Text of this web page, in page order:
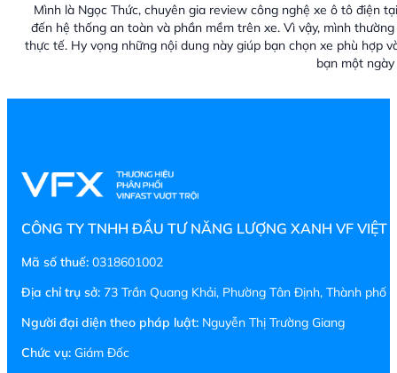
Mình là Ngọc Thức, chuyên gia review công nghệ xe ô tô điện
đến hệ thống an toàn và phần mềm trên xe. Vì vậy, mình
thực tế. Hy vọng những nội dung này giúp bạn chọn xe phù hợp
bạn một
CÔNG TY TNHH ĐẦU TƯ NĂNG LƯỢNG XANH VF VIỆT
Mã số thuế: 0318601002
Địa chỉ trụ sở: 73 Trần Quang Khải, Phường Tân Định, Thành phố
Người đại diện theo pháp luật: Nguyễn Thị Trường Giang
Chức vụ: Giám Đốc